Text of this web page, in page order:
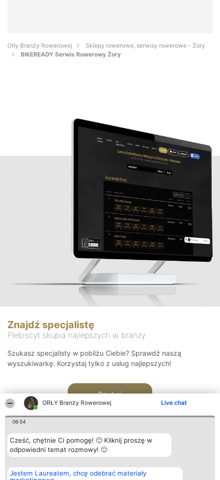
ORŁY Branży Rowerowej Live chat
06:54
Cześć, chętnie Ci pomogę! 🙂 Kliknij proszę w
odpowiedni temat rozmowy! 🙂
Jestem Laureatem, chcę odebrać materiały
Orły Branży Rowerowej
Sklepy rowerowe, serwisy rowerowe - Żory
BIKEREADY Serwis Rowerowy Żory
Znajdź specjalistę
Plebiscyt skupia najlepszych w branży
Szukasz specjalisty w pobliżu Ciebie? Sprawdź naszą
wyszukiwarkę. Korzystaj tylko z usług najlepszych!
Szukaj
Organizator plebiscytu
Bright Side Solutions sp. z o.
Plebiscyt
Laureaci
Kontakt
Kontakt